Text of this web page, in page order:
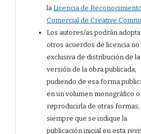
laLicencia de
Comercial de Creative
Los autores/as podrán
otros acuerdos de licencia no
exclusiva de distribución de la
versión de la obra publicada,
pudiendo de esa forma
en un volumen monográfico o
reproducirla de otras formas,
siempre que se indique la
publicación inicial en esta